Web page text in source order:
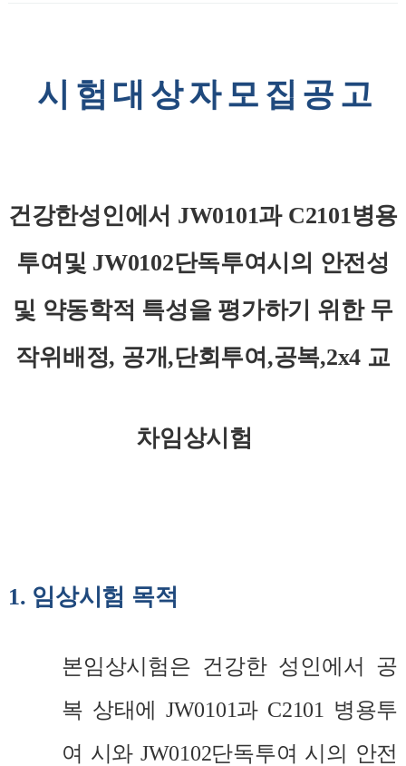
시험 대상자모집공고
건강한성인에서 JW0101과 C2101병용
투여및 JW0102단독투여시의 안전성
및 약동학적 특성을 평가하기 위한 무
작위배정, 공개,단회투여 ,공복,2x4 교
차임상시험
1. 임상시험 목적
본임상시험은 건강한 성인에서 공
복 상태에 JW0101과 C2101 병용투
여 시와JW0102단독투여 시의 안전